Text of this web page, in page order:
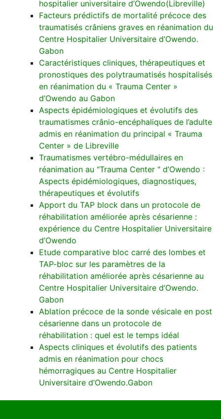
hospitalier universitaire d’Owendo(Libreville)
Facteurs prédictifs de mortalité précoce des
traumatisés crâniens graves en réanimation du
Centre Hospitalier Universitaire d’Owendo.
Gabon
Caractéristiques cliniques, thérapeutiques et
pronostiques des polytraumatisés hospitalisés
en réanimation du « Trauma Center »
d’Owendo au Gabon
Aspects épidémiologiques et évolutifs des
traumatismes crânio-encéphaliques de l’adulte
admis en réanimation du principal « Trauma
Center » de Libreville
Traumatismes vertébro-médullaires en
réanimation au "Trauma Center " d’Owendo :
Aspects épidémiologiques, diagnostiques,
thérapeutiques et évolutifs
Apport du TAP block dans un protocole de
réhabilitation améliorée après césarienne :
expérience du Centre Hospitalier Universitaire
d’Owendo
Etude comparative bloc carré des lombes et
TAP-bloc sur les paramètres de la
réhabilitation améliorée après césarienne au
Centre Hospitalier Universitaire d’Owendo.
Gabon
Ablation précoce de la sonde vésicale en post
césarienne dans un protocole de
réhabilitation : quel est le temps idéal
Aspects cliniques et évolutifs des patients
admis en réanimation pour chocs
hémorragiques au Centre Hospitalier
Universitaire d’Owendo.Gabon